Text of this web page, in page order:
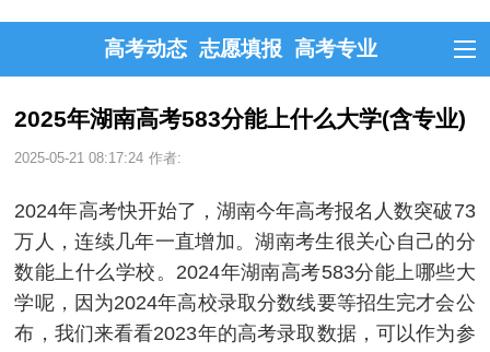
高考动态 志愿填报 高考专业
2025年湖南高考583分能上什么大学(含专业)
2025-05-21 08:17:24 作者:
2024年高考快开始了，湖南今年高考报名人数突破73
万人，连续几年一直增加。湖南考生很关心自己的分
数能上什么学校。2024年湖南高考583分能上哪些大
学呢，因为2024年高校录取分数线要等招生完才会公
布，我们来看看2023年的高考录取数据，可以作为参